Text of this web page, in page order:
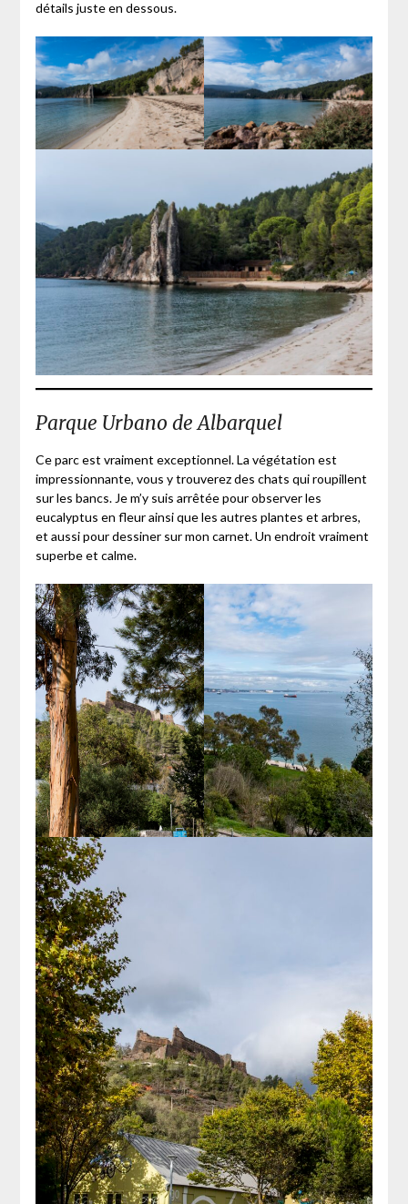
détails juste en dessous.
Parque Urbano de Albarquel
Ce parc est vraiment exceptionnel. La végétation est
impressionnante, vous y trouverez des chats qui roupillent
sur les bancs. Je m’y suis arrêtée pour observer les
eucalyptus en fleur ainsi que les autres plantes et arbres,
et aussi pour dessiner sur mon carnet. Un endroit vraiment
superbe et calme.